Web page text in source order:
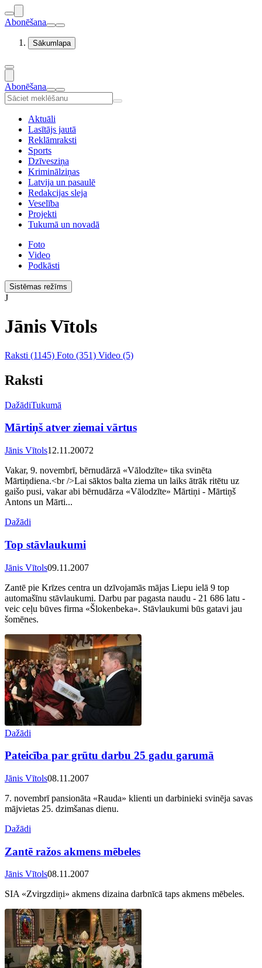
Abonēšana
Sākumlapa
Abonēšana
Aktuāli
Lasītājs jautā
Reklāmraksti
Sports
Dzīvesziņa
Kriminālziņas
Latvija un pasaulē
Redakcijas sleja
Veselība
Projekti
Tukumā un novadā
Foto
Video
Podkāsti
Sistēmas režīms
J
Jānis Vītols
Raksti (1145) Foto (351) Video (5)
Raksti
DažādiTukumā
Mārtiņš atver ziemai vārtus
Jānis Vītols12.11.20072
Vakar, 9. novembrī, bērnudārzā «Vālodzīte» tika svinēta
Mārtiņdiena.<br />Lai sāktos balta ziema un laiks ātrāk ritētu uz
gaišo pusi, vakar abi bērnudārza «Vālodzīte» Mārtiņi - Mārtiņš
Antons un Mārti...
Dažādi
Top stāvlaukumi
Jānis Vītols09.11.2007
Zantē pie Krīzes centra un dzīvojamās mājas Liepu ielā 9 top
automašīnu stāvlaukumi. Darbu par pagasta naudu - 21 686 latu -
veic ceļu būves firma «Šlokenbeka». Stāvlaukumi būs gatavi jau
šomēnes.
Dažādi
Pateicība par grūtu darbu 25 gadu garumā
Jānis Vītols08.11.2007
7. novembrī pansionāta «Rauda» klienti un darbinieki svinēja savas
mājvietas 25. dzimšanas dienu.
Dažādi
Zantē ražos akmens mēbeles
Jānis Vītols08.11.2007
SIA «Zvirgzdiņi» akmens dizaina darbnīcā taps akmens mēbeles.